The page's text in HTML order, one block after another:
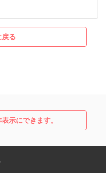
戻る
示にできます。